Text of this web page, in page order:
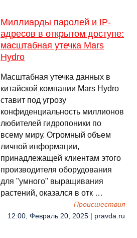
Миллиарды паролей и IP-
адресов в открытом доступе:
масштабная утечка Mars
Hydro
Масштабная утечка данных в
китайской компании Mars Hydro
ставит под угрозу
конфиденциальность миллионов
любителей гидропоники по
всему миру. Огромный объем
личной информации,
принадлежащей клиентам этого
производителя оборудования
для "умного" выращивания
растений, оказался в отк …
Происшествия
12:00, Февраль 20, 2025 | pravda.ru